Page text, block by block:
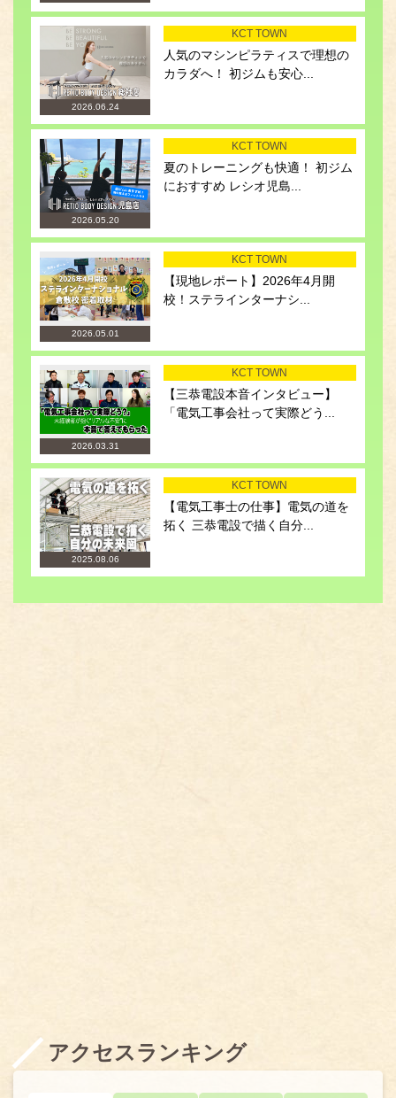
2026.06.24
KCT TOWN
人気のマシンピラティスで理想の
カラダへ！ 初ジムも安心...
2026.05.20
KCT TOWN
夏のトレーニングも快適！ 初ジム
におすすめ レシオ児島...
2026.05.01
KCT TOWN
【現地レポート】2026年4月開
校！ステラインターナシ...
2026.03.31
KCT TOWN
【三恭電設本音インタビュー】
「電気工事会社って実際どう...
2025.08.06
KCT TOWN
【電気工事士の仕事】電気の道を
拓く 三恭電設で描く自分...
アクセスランキング